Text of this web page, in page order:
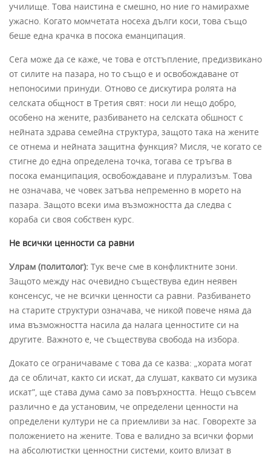
училище. Това наистина е смешно, но ние го намирахме
ужасно. Когато момчетата носеха дълги коси, това също
беше една крачка в посока еманципация.
Сега може да се каже, че това е отстъпление, предизвикано
от силите на пазара, но то също е и освобождаване от
непоносими принуди. Отново се дискутира ролята на
селската общност в Третия свят: носи ли нещо добро,
особено на жените, разбиването на селската обшност с
нейната здрава семейна структура, защото така на жените
се отнема и нейната защитна функция? Мисля, че когато се
стигне до една определена точка, тогава се тръгва в
посока еманципация, освобождаване и плурализъм. Това
не означава, че човек затъва непременно в морето на
пазара. Защото всеки има възможността да следва с
кораба си своя собствен курс.
Не всички ценности са равни
Улрам (политолог): Тук вече сме в конфликтните зони.
Защото между нас очевидно съществува един неявен
консенсус, че не всички ценности са равни. Разбиването
на старите структури означава, че никой повече няма да
има възможността насила да налага ценностите си на
другите. Важното е, че съществува свобода на избора.
Докато се ограничаваме с това да се казва: „хората могат
да се обличат, както си искат, да слушат, каквато си музика
искат”, ще става дума само за повърхността. Нещо съвсем
различно е да установим, че определени ценности на
определени култури не са приемливи за нас. Говорехте за
положението на жените. Това е валидно за всички форми
на абсолютистки ценностни системи, които влизат в